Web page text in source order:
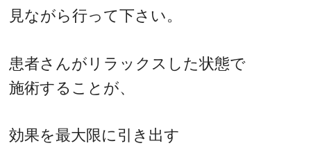
見ながら行って下さい。
患者さんがリラックスした状態で
施術することが、
効果を最大限に引き出す